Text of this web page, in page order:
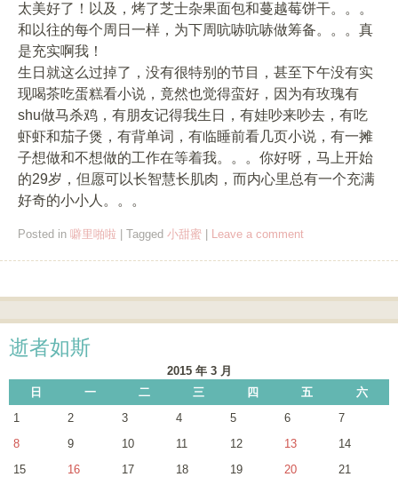
太美好了！以及，烤了芝士杂果面包和蔓越莓饼干。。。
和以往的每个周日一样，为下周吭哧吭哧做筹备。。。真
是充实啊我！
生日就这么过掉了，没有很特别的节目，甚至下午没有实
现喝茶吃蛋糕看小说，竟然也觉得蛮好，因为有玫瑰有
shu做马杀鸡，有朋友记得我生日，有娃吵来吵去，有吃
虾虾和茄子煲，有背单词，有临睡前看几页小说，有一摊
子想做和不想做的工作在等着我。。。你好呀，马上开始
的29岁，但愿可以长智慧长肌肉，而内心里总有一个充满
好奇的小小人。。。
Posted in 噼里啪啦 Tagged 小甜蜜 Leave a comment
Post navigation
逝者如斯
2015 年 3 月
日
一 二 三 四 五
六
1
2 3 4 5 6
7
8
9 10 11 12 13
14
15
16 17 18 19 20
21